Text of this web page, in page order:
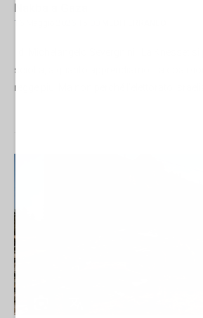
Nakba a Gaza
16 Maggio 2026 15:00
sciolta, a quanto apprendiamo. La
regge più. Ma non perché l’elettorato